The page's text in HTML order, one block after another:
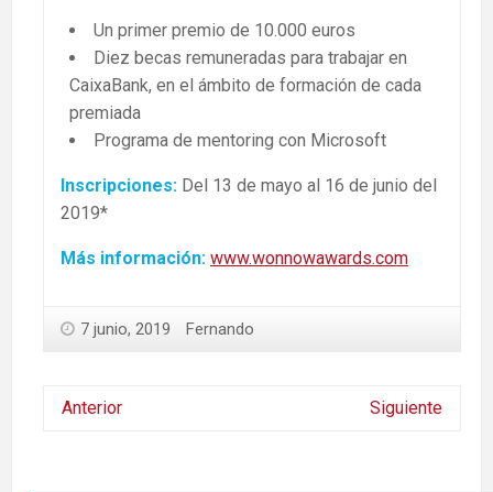
Un primer premio de 10.000 euros
Diez becas remuneradas para trabajar en
CaixaBank, en el ámbito de formación de cada
premiada
Programa de mentoring con Microsoft
Inscripciones: Del 13 de mayo al 16 de junio del
2019*
Más información: www.wonnowawards.com
7 junio, 2019 Fernando
Anterior Siguiente